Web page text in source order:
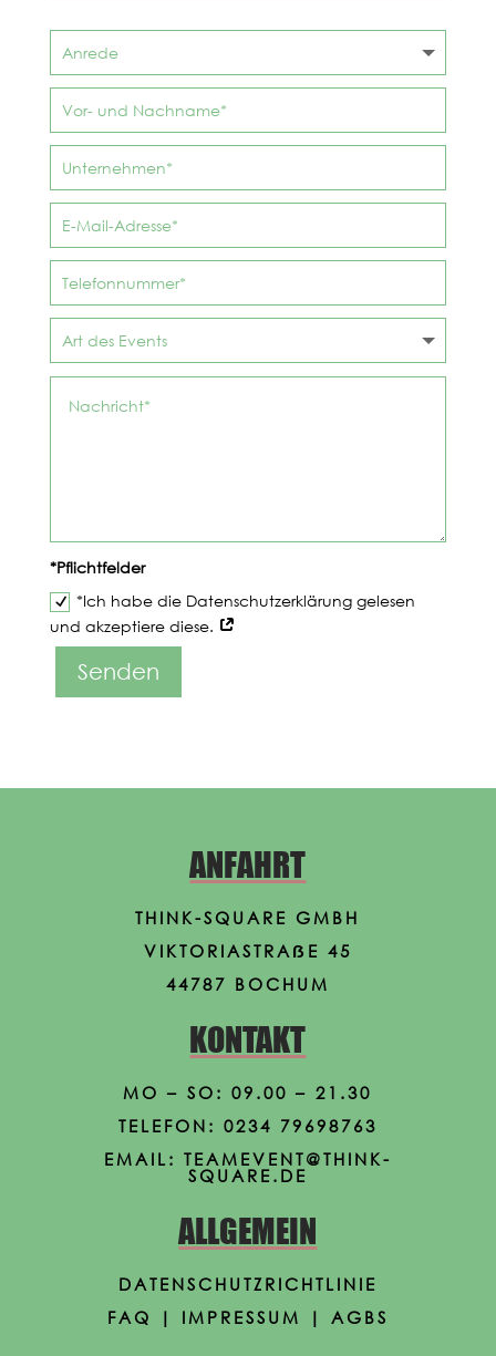
*Pflichtfelder
*Ich habe die Datenschutzerklärung gelesen
und akzeptiere diese.
Senden
ANFAHRT
THINK-S QUARE GMBH
VIKTORIASTRAẞE 45
44787 BOCHUM
KONTAKT
MO – SO: 09.00 – 21.30
TELEFON: 0234 79698763
EMAIL: TEAMEVENT@THINK-
SQUARE.DE
ALLGEMEIN
DATENSCHUTZRICHTLINIE
FAQ
| IMPRESSUM | AGBS